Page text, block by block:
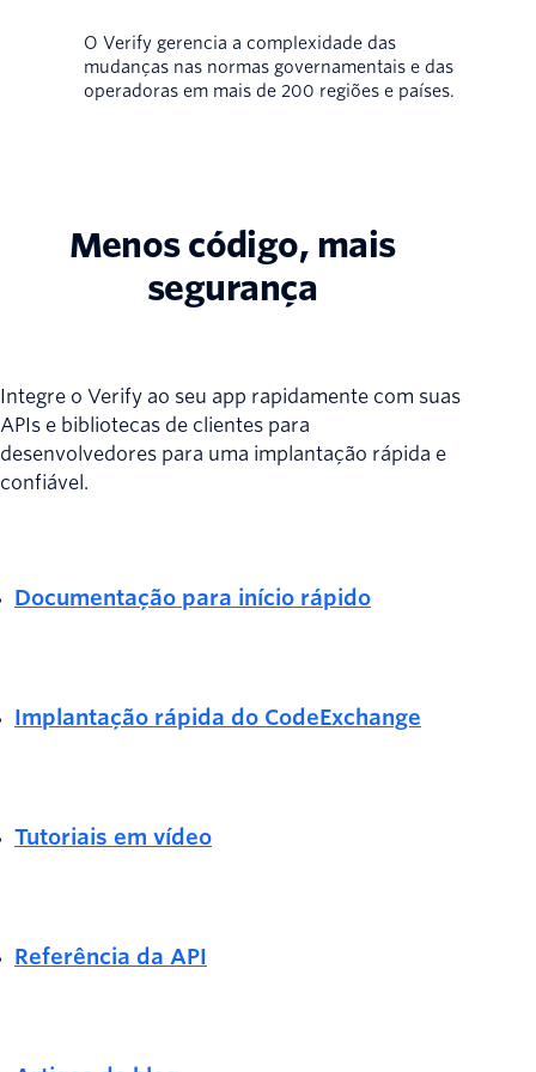
O Verify gerencia a complexidade das
mudanças nas normas governamentais e das
operadoras em mais de 200 regiões e países.
Menos código, mais
segurança
Integre o Verify ao seu app rapidamente com suas
APIs e bibliotecas de clientes para
desenvolvedores para uma implantação rápida e
confiável.
Documentação para início rápido
Implantação rápida do CodeExchange
Tutoriais em vídeo
Referência da API